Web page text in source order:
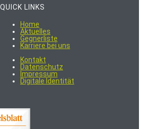
Rechtsanwälte
QUICK LINKS
Home
Aktuelles
Gegnerliste
Karriere bei uns
Kontakt
Datenschutz
Impressum
Digitale Identität